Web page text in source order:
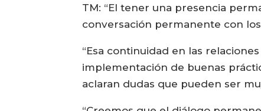
TM: “El tener una presencia
conversación permanente con
“Esa continuidad en las
implementación de buenas
aclaran dudas que pueden ser